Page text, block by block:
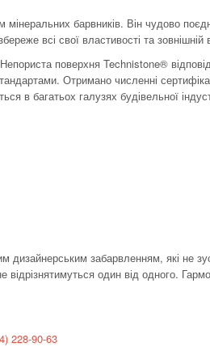
мінеральних барвників. Він чудово
всі свої властивості та зовнішній
поверхня Technistone®
Отримано численні
в багатьох галузях будівельної
дизайнерським забарвленням, які не
один від одного.
228-90-63